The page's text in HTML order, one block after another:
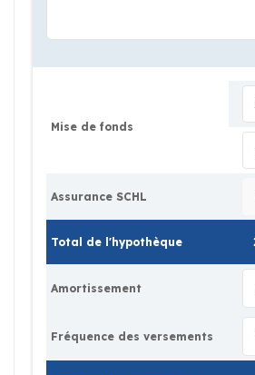
Mise de fonds
Assurance SCHL
Total de l'hypothèque
Amortissement
Fréquence des versements